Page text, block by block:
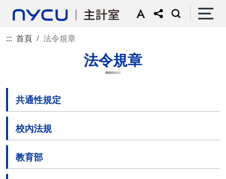
::: 首頁 法令規章
法令規章
共通性規定
校內法規
教育部